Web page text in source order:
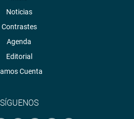
Noticias
Contrastes
Agenda
Editorial
Cuenta
SÍGUENOS